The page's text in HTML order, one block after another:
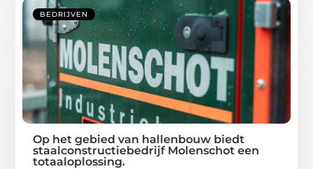
BEDRIJVEN
Op het gebied van hallenbouw biedt
staalconstructiebedrijf Molenschot een
totaaloplossing.